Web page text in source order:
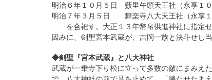
明治６年１０月５日 藪里午頭天王社（永享１
明治７年３月５日 舞楽寺八大天王社（永享１
を合祀す。大正１３年幣帛供進神社に指定せ
因みに、剣聖宮本武蔵が、吉岡一族と決斗せし
◆剣聖『宮本武蔵』と八大神社
武蔵が一乗寺下り松に立って多数の敵にまみえ